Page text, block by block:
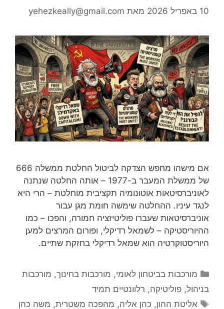
10 באפריל 2026 מאת yehezkeally@gmail.com
אם מישהו מחפש הצדקה לביטול החלטת ממשלה 666
של ממשלת המעבר ב-1977 – אותה החלטה שנתנה
לאוניברסיטאות אוטונומיה תקציבית מוחלטת – הרי היא
לנגד עיניו. ההחלטה שימשה חומת מגן עבור
אוניברסיטאות שעברו פוליטיזציה חמורה, והפכו – כמו
ההיוריסטיקה – לשמאל רדיקלי, ופורום המרצים למען
היוריסטוקרטיה הוא שמאל רדיקלי בחזקת שתיים.
קטגוריות
מורכבות בביטחון לאומי, מורכבות בחינוך, מורכבות
בניהול, פוליטיקה, רלוונטיים תמיד
תגיות
אליטת ההון, כהן אליה, מהפכה משטרית, משה כהן